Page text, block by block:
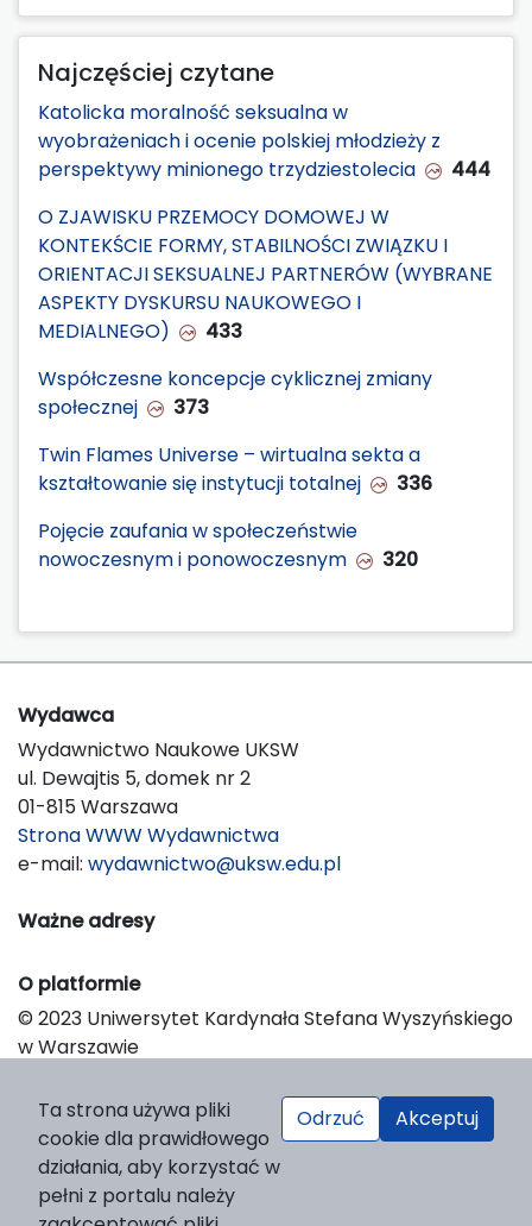
Najczęściej czytane
Katolicka moralność seksualna w
wyobrażeniach i ocenie polskiej młodzieży z
perspektywy minionego trzydziestolecia
444
O ZJAWISKU PRZEMOCY DOMOWEJ W
KONTEKŚCIE FORMY, STABILNOŚCI ZWIĄZKU I
ORIENTACJI SEKSUALNEJ PARTNERÓW (WYBRANE
ASPEKTY DYSKURSU NAUKOWEGO I
MEDIALNEGO)
433
Współczesne koncepcje cyklicznej zmiany
społecznej
373
Twin Flames Universe – wirtualna sekta a
kształtowanie się instytucji totalnej
336
Pojęcie zaufania w społeczeństwie
nowoczesnym i ponowoczesnym
320
Wydawca
Wydawnictwo Naukowe UKSW
ul. Dewajtis 5, domek nr 2
01-815 Warszawa
Strona WWW Wydawnictwa
e-mail: wydawnictwo@uksw.edu.pl
Ważne adresy
O platformie
© 2023 Uniwersytet Kardynała Stefana Wyszyńskiego
w Warszawie
Platform & Workflow by OJS/PKP
Ta strona używa pliki
cookie dla prawidłowego
działania, aby korzystać w
pełni z portalu należy
Odrzuć Akceptuj